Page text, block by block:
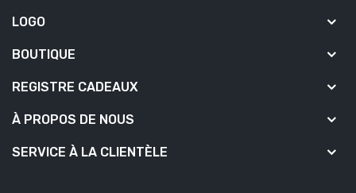
LOGO
BOUTIQUE
REGISTRE CADEAUX
À PROPOS DE NOUS
SERVICE À LA CLIENTÈLE